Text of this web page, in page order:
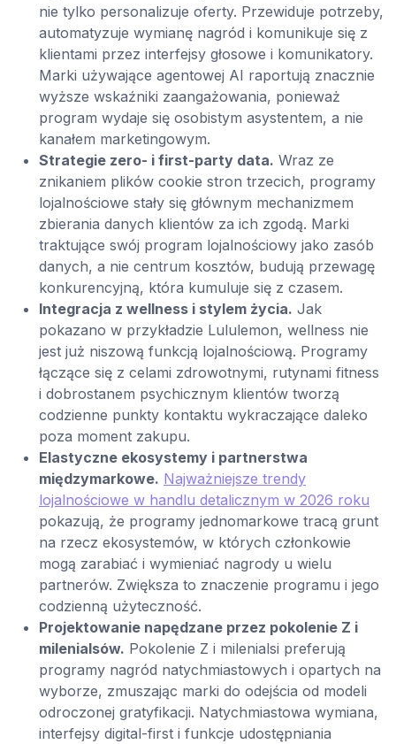
nie tylko personalizuje oferty. Przewiduje potrzeby,
automatyzuje wymianę nagród i komunikuje się z
klientami przez interfejsy głosowe i komunikatory.
Marki używające agentowej AI raportują znacznie
wyższe wskaźniki zaangażowania, ponieważ
program wydaje się osobistym asystentem, a nie
kanałem marketingowym.
Strategie zero- i first-party data. Wraz ze
znikaniem plików cookie stron trzecich, programy
lojalnościowe stały się głównym mechanizmem
zbierania danych klientów za ich zgodą. Marki
traktujące swój program lojalnościowy jako zasób
danych, a nie centrum kosztów, budują przewagę
konkurencyjną, która kumuluje się z czasem.
Integracja z wellness i stylem życia. Jak
pokazano w przykładzie Lululemon, wellness nie
jest już niszową funkcją lojalnościową. Programy
łączące się z celami zdrowotnymi, rutynami fitness
i dobrostanem psychicznym klientów tworzą
codzienne punkty kontaktu wykraczające daleko
poza moment zakupu.
Elastyczne ekosystemy i partnerstwa
międzymarkowe. Najważniejsze trendy
lojalnościowe w handlu detalicznym w 2026 roku
pokazują, że programy jednomarkowe tracą grunt
na rzecz ekosystemów, w których członkowie
mogą zarabiać i wymieniać nagrody u wielu
partnerów. Zwiększa to znaczenie programu i jego
codzienną użyteczność.
Projektowanie napędzane przez pokolenie Z i
milenialsów. Pokolenie Z i milenialsi preferują
programy nagród natychmiastowych i opartych na
wyborze, zmuszając marki do odejścia od modeli
odroczonej gratyfikacji. Natychmiastowa wymiana,
interfejsy digital-first i funkcje udostępniania